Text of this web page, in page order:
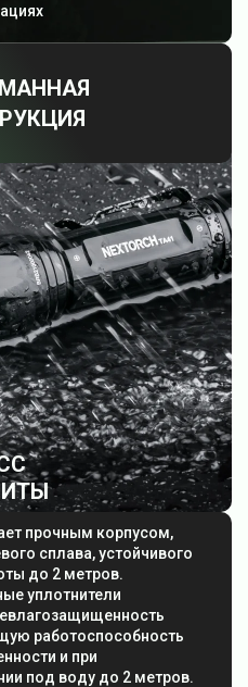
прочным корпусом,
сплава, устойчивого
до 2 метров.
уплотнители
работоспособность
и при
под воду до 2 метров.